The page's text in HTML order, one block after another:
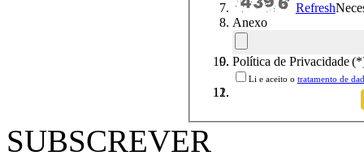
Refresh
Anexo
Política de Privacidade
Li e aceito o tratamento de
SUBSCREVER